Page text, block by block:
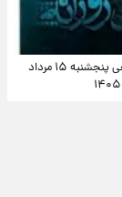
فال روزانه واقعی پنجشنبه ۱۵ مرداد
۱۴۰۵